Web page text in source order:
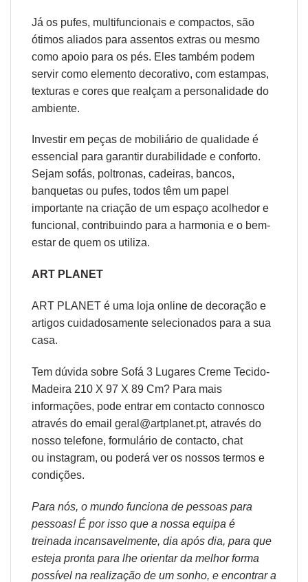
Já os pufes, multifuncionais e compactos, são
ótimos aliados para assentos extras ou mesmo
como apoio para os pés. Eles também podem
servir como elemento decorativo, com estampas,
texturas e cores que realçam a personalidade do
ambiente.
Investir em peças de mobiliário de qualidade é
essencial para garantir durabilidade e conforto.
Sejam sofás, poltronas, cadeiras, bancos,
banquetas ou pufes, todos têm um papel
importante na criação de um espaço acolhedor e
funcional, contribuindo para a harmonia e o bem-
estar de quem os utiliza.
ART PLANET
ART PLANET é uma loja online de decoração e
artigos cuidadosamente selecionados para a sua
casa.
Tem dúvida sobre Sofá 3 Lugares Creme Tecido-
Madeira 210 X 97 X 89 Cm? Para mais
informações, pode entrar em contacto connosco
através do email geral@artplanet.pt, através do
nosso telefone, formulário de contacto, chat
ou instagram, ou poderá ver os nossos termos e
condições.
Para nós, o mundo funciona de pessoas para
pessoas! É por isso que a nossa equipa é
treinada incansavelmente, dia após dia, para que
esteja pronta para lhe orientar da melhor forma
possível na realização de um sonho, e encontrar a